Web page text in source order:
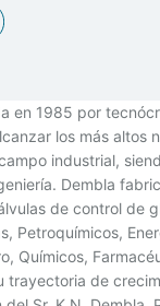
en 1985 por
los más altos
industrial,
Dembla
de control de
Petroquímicos,
Químicos,
trayectoria de